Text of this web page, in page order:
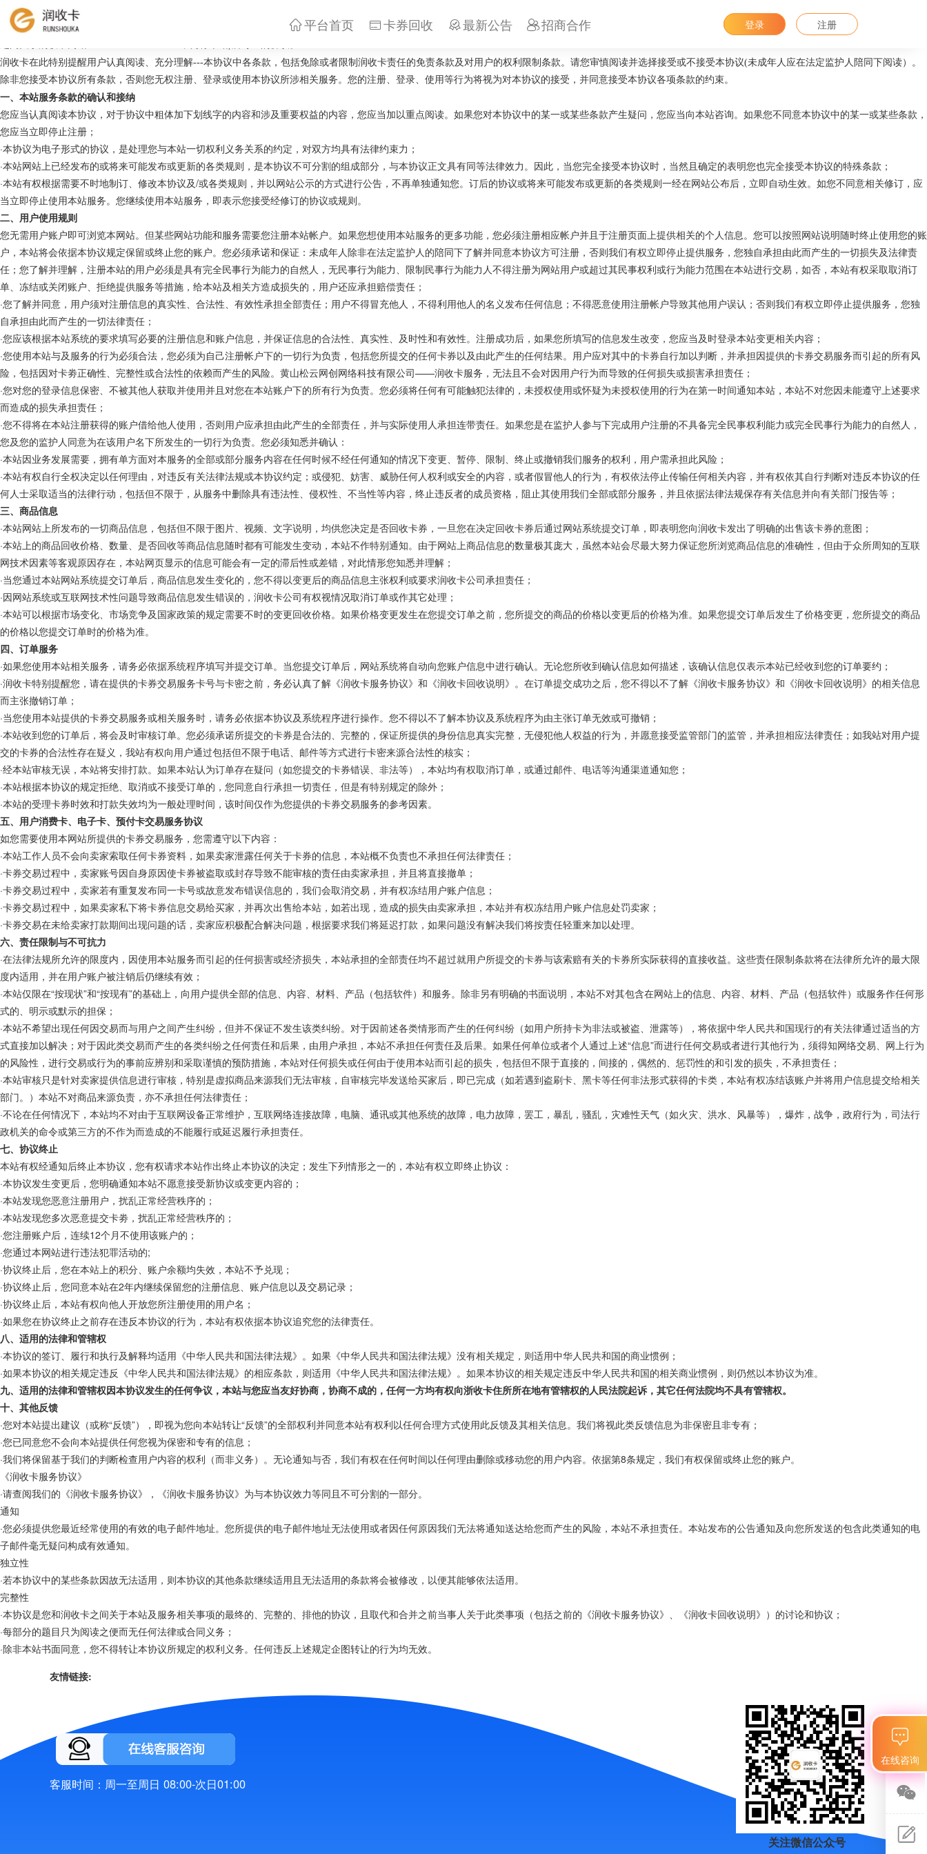
string(2) "23"
平台首页 卡券回收 最新公告 招商合作 登录 注册
润收卡 用户注册协议》（以下简称 “本协议”）是您（或称“用户”，指注册、登录、使用、浏览本服务的个人或组织）与黄山松云网创网络科技有限公司（以下简称 润收卡 ”）及其运营合作单位（以下简称“合作单位”）
润收卡在此特别提醒用户认真阅读、充分理解---本协议中各条款，包括免除或者限制 润收卡责任的免责条款及对用户的权利限制条款。请您审慎阅读并选择接受或不接受本协议(未成年人应在法定监护人陪同下阅读）。
除非您接受本协议所有条款，否则您无权注册、登录或使用本协议所涉相关服务。您的注册、登录、使用等行为将视为对本协议的接受，并同意接受本协议各项条款的约束。
一、本站服务条款的确认和接纳
您应当认真阅读本协议，对于协议中粗体加下划线字的内容和涉及重要权益的内容，您应当加以重点阅读。如果您对本协议中的某一或某些条款产生疑问，您应当向本站咨询。如果您不同意本协议中的某一或某些条款，
您应当立即停止注册；
·本协议为电子形式的协议，是处理您与本站一切权利义务关系的约定，对双方均具有法律约束力；
·本站网站上已经发布的或将来可能发布或更新的各类规则，是本协议不可分割的组成部分，与本协议正文具有同等法律效力。因此，当您完全接受本协议时，当然且确定的表明您也完全接受本协议的特殊条款；
·本站有权根据需要不时地制订、修改本协议及/或各类规则，并以网站公示的方式进行公告，不再单独通知您。订后的协议或将来可能发布或更新的各类规则一经在网站公布后，立即自动生效。如您不同意相关修订，应
当立即停止使用本站服务。您继续使用本站服务，即表示您接受经修订的协议或规则。
二、用户使用规则
您无需用户账户即可浏览本网站。但某些网站功能和服务需要您注册本站帐户。如果您想使用本站服务的更多功能，您必须注册相应帐户并且于注册页面上提供相关的个人信息。您可以按照网站说明随时终止使用您的账
户，本站将会依据本协议规定保留或终止您的账户。您必须承诺和保证：未成年人除非在法定监护人的陪同下了解并同意本协议方可注册，否则我们有权立即停止提供服务，您独自承担由此而产生的一切损失及法律责
任；您了解并理解，注册本站的用户必须是具有完全民事行为能力的自然人，无民事行为能力、限制民事行为能力人不得注册为网站用户或超过其民事权利或行为能力范围在本站进行交易，如否，本站有权采取取消订
单、冻结或关闭账户、拒绝提供服务等措施，给本站及相关方造成损失的，用户还应承担赔偿责任；
·您了解并同意，用户须对注册信息的真实性、合法性、有效性承担全部责任；用户不得冒充他人，不得利用他人的名义发布任何信息；不得恶意使用注册帐户导致其他用户误认；否则我们有权立即停止提供服务，您独
自承担由此而产生的一切法律责任；
·您应该根据本站系统的要求填写必要的注册信息和账户信息，并保证信息的合法性、真实性、及时性和有效性。注册成功后，如果您所填写的信息发生改变，您应当及时登录本站变更相关内容；
·您使用本站与及服务的行为必须合法，您必须为自己注册帐户下的一切行为负责，包括您所提交的任何卡券以及由此产生的任何结果。用户应对其中的卡券自行加以判断，并承担因提供的卡券交易服务而引起的所有风
险，包括因对卡劵正确性、完整性或合法性的依赖而产生的风险。 黄山松云网创网络科技有限公司——润收卡服务， 无法且不会对因用户行为而导致的任何损失或损害承担责任；
·您对您的登录信息保密、不被其他人获取并使用并且对您在本站账户下的所有行为负责。您必须将任何有可能触犯法律的，未授权使用或怀疑为未授权使用的行为在第一时间通知本站，本站不对您因未能遵守上述要求
而造成的损失承担责任；
·您不得将在本站注册获得的账户借给他人使用，否则用户应承担由此产生的全部责任，并与实际使用人承担连带责任。如果您是在监护人参与下完成用户注册的不具备完全民事权利能力或完全民事行为能力的自然人，
您及您的监护人同意为在该用户名下所发生的一切行为负责。您必须知悉并确认：
·本站因业务发展需要，拥有单方面对本服务的全部或部分服务内容在任何时候不经任何通知的情况下变更、暂停、限制、终止或撤销我们服务的权利，用户需承担此风险；
·本站有权自行全权决定以任何理由，对违反有关法律法规或本协议约定；或侵犯、妨害、威胁任何人权利或安全的内容，或者假冒他人的行为，有权依法停止传输任何相关内容，并有权依其自行判断对违反本协议的任
何人士采取适当的法律行动，包括但不限于，从服务中删除具有违法性、侵权性、不当性等内容，终止违反者的成员资格，阻止其使用我们全部或部分服务，并且依据法律法规保存有关信息并向有关部门报告等；
三、商品信息
·本站网站上所发布的一切商品信息，包括但不限于图片、视频、文字说明，均供您决定是否回收卡券，一旦您在决定回收卡券后通过网站系统提交订单，即表明您向润收卡发出了明确的出售该卡券的意图；
·本站上的商品回收价格、数量、是否回收等商品信息随时都有可能发生变动，本站不作特别通知。由于网站上商品信息的数量极其庞大，虽然本站会尽最大努力保证您所浏览商品信息的准确性，但由于众所周知的互联
网技术因素等客观原因存在，本站网页显示的信息可能会有一定的滞后性或差错，对此情形您知悉并理解；
·当您通过本站网站系统提交订单后，商品信息发生变化的，您不得以变更后的商品信息主张权利或要求润收卡公司承担责任；
·因网站系统或互联网技术性问题导致商品信息发生错误的， 润收卡公司有权视情况取消订单或作其它处理；
·本站可以根据市场变化、市场竞争及国家政策的规定需要不时的变更回收价格。如果价格变更发生在您提交订单之前，您所提交的商品的价格以变更后的价格为准。如果您提交订单后发生了价格变更，您所提交的商品
的价格以您提交订单时的价格为准。
四、订单服务
·如果您使用本站相关服务，请务必依据系统程序填写并提交订单。当您提交订单后，网站系统将自动向您账户信息中进行确认。无论您所收到确认信息如何描述，该确认信息仅表示本站已经收到您的订单要约；
·润收卡特别提醒您，请在提供的卡券交易服务卡号与卡密之前，务必认真了解《润收卡服务协议》和《润收卡回收说明》。在订单提交成功之后，您不得以不了解《润收卡服务协议》和《润收卡回收说明》的相关信息
而主张撤销订单；
·当您使用本站提供的卡券交易服务或相关服务时，请务必依据本协议及系统程序进行操作。您不得以不了解本协议及系统程序为由主张订单无效或可撤销；
·本站收到您的订单后，将会及时审核订单。您必须承诺所提交的卡券是合法的、完整的，保证所提供的身份信息真实完整，无侵犯他人权益的行为，并愿意接受监管部门的监管，并承担相应法律责任；如我站对用户提
交的卡券的合法性存在疑义，我站有权向用户通过包括但不限于电话、邮件等方式进行卡密来源合法性的核实；
·经本站审核无误，本站将安排打款。如果本站认为订单存在疑问（如您提交的卡券错误、非法等），本站均有权取消订单，或通过邮件、电话等沟通渠道通知您；
·本站根据本协议的规定拒绝、取消或不接受订单的，您同意自行承担一切责任，但是有特别规定的除外；
·本站的受理卡券时效和打款失效均为一般处理时间，该时间仅作为您提供的卡券交易服务的参考因素。
五、用户消费卡、电子卡、预付卡交易服务协议
如您需要使用本网站所提供的卡券交易服务，您需遵守以下内容：
·本站工作人员不会向卖家索取任何卡券资料，如果卖家泄露任何关于卡券的信息，本站概不负责也不承担任何法律责任；
·卡券交易过程中，卖家账号因自身原因使卡券被盗取或封存导致不能审核的责任由卖家承担，并且将直接撤单；
·卡券交易过程中，卖家若有重复发布同一卡号或故意发布错误信息的，我们会取消交易，并有权冻结用户账户信息；
·卡券交易过程中，如果卖家私下将卡券信息交易给买家，并再次出售给本站，如若出现，造成的损失由卖家承担，本站并有权冻结用户账户信息处罚卖家；
·卡券交易在未给卖家打款期间出现问题的话，卖家应积极配合解决问题，根据要求我们将延迟打款，如果问题没有解决我们将按责任轻重来加以处理。
六、责任限制与不可抗力
·在法律法规所允许的限度内，因使用本站服务而引起的任何损害或经济损失，本站承担的全部责任均不超过就用户所提交的卡券与该索赔有关的卡券所实际获得的直接收益。这些责任限制条款将在法律所允许的最大限
度内适用，并在用户账户被注销后仍继续有效；
·本站仅限在“按现状”和“按现有”的基础上，向用户提供全部的信息、内容、材料、产品（包括软件）和服务。除非另有明确的书面说明，本站不对其包含在网站上的信息、内容、材料、产品（包括软件）或服务作任何形
式的、明示或默示的担保；
·本站不希望出现任何因交易而与用户之间产生纠纷，但并不保证不发生该类纠纷。对于因前述各类情形而产生的任何纠纷（如用户所持卡为非法或被盗、泄露等），将依据中华人民共和国现行的有关法律通过适当的方
式直接加以解决；对于因此类交易而产生的各类纠纷之任何责任和后果，由用户承担，本站不承担任何责任及后果。如果任何单位或者个人通过上述“信息”而进行任何交易或者进行其他行为，须得知网络交易、网上行为
的风险性，进行交易或行为的事前应辨别和采取谨慎的预防措施，本站对任何损失或任何由于使用本站而引起的损失，包括但不限于直接的，间接的，偶然的、惩罚性的和引发的损失，不承担责任；
·本站审核只是针对卖家提供信息进行审核，特别是虚拟商品来源我们无法审核，自审核完毕发送给买家后，即已完成（如若遇到盗刷卡、黑卡等任何非法形式获得的卡类，本站有权冻结该账户并将用户信息提交给相关
部门。）本站不对商品来源负责，亦不承担任何法律责任；
·不论在任何情况下，本站均不对由于互联网设备正常维护，互联网络连接故障，电脑、通讯或其他系统的故障，电力故障，罢工，暴乱，骚乱，灾难性天气（如火灾、洪水、风暴等），爆炸，战争，政府行为，司法行
政机关的命令或第三方的不作为而造成的不能履行或延迟履行承担责任。
七、协议终止
本站有权经通知后终止本协议，您有权请求本站作出终止本协议的决定；发生下列情形之一的，本站有权立即终止协议：
·本协议发生变更后，您明确通知本站不愿意接受新协议或变更内容的；
·本站发现您恶意注册用户，扰乱正常经营秩序的；
·本站发现您多次恶意提交卡劵，扰乱正常经营秩序的；
·您注册账户后，连续12个月不使用该账户的；
·您通过本网站进行违法犯罪活动的;
·协议终止后，您在本站上的积分、账户余额均失效，本站不予兑现；
·协议终止后，您同意本站在2年内继续保留您的注册信息、账户信息以及交易记录；
·协议终止后，本站有权向他人开放您所注册使用的用户名；
·如果您在协议终止之前存在违反本协议的行为，本站有权依据本协议追究您的法律责任。
八、适用的法律和管辖权
·本协议的签订、履行和执行及解释均适用 《中华人民共和国法律法规》 。如果 《中华人民共和国法律法规》 没有相关规定，则适用中华人民共和国的商业惯例；
·如果本协议的相关规定违反 《中华人民共和国法律法规》 的相应条款，则适用 《中华人民共和国法律法规》 。如果本协议的相关规定违反中华人民共和国的相关商业惯例，则仍然以本协议为准。
九、适用的法律和管辖权因本协议发生的任何争议，本站与您应当友好协商，协商不成的，任何一方均有权向浙收卡住所所在地有管辖权的人民法院起诉，其它任何法院均不具有管辖权。
十、其他反馈
·您对本站提出建议（或称“反馈”），即视为您向本站转让“反馈”的全部权利并同意本站有权利以任何合理方式使用此反馈及其相关信息。我们将视此类反馈信息为非保密且非专有；
·您已同意您不会向本站提供任何您视为保密和专有的信息；
·我们将保留基于我们的判断检查用户内容的权利（而非义务）。无论通知与否，我们有权在任何时间以任何理由删除或移动您的用户内容。依据第8条规定，我们有权保留或终止您的账户。
《润收卡服务协议》
·请查阅我们的《润收卡服务协议》，《润收卡服务协议》为与本协议效力等同且不可分割的一部分。
通知
·您必须提供您最近经常使用的有效的电子邮件地址。您所提供的电子邮件地址无法使用或者因任何原因我们无法将通知送达给您而产生的风险，本站不承担责任。本站发布的公告通知及向您所发送的包含此类通知的电
子邮件毫无疑问构成有效通知。
独立性
·若本协议中的某些条款因故无法适用，则本协议的其他条款继续适用且无法适用的条款将会被修改，以便其能够依法适用。
完整性
·本协议是您和润收卡之间关于本站及服务相关事项的最终的、完整的、排他的协议，且取代和合并之前当事人关于此类事项（包括之前的《润收卡服务协议》、《润收卡回收说明》）的讨论和协议；
·每部分的题目只为阅读之便而无任何法律或合同义务；
·除非本站书面同意，您不得转让本协议所规定的权利义务。任何违反上述规定企图转让的行为均无效。
在线咨询
微信
友情链接:
客服时间：周一至周日 08:00-次日01:00
关注微信公众号